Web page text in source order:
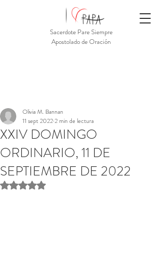
Sacerdote Pare Siempre
Apostolado de Oración
XXIV DOMINGO
ORDINARIO, 11 DE
SEPTIEMBRE DE 2022
Olivia M. Bannan
11 sept 20222 min de lectura
Obtuvo NaN de 5 estrellas.